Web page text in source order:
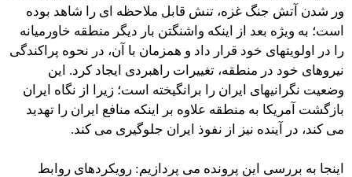
ور شدن آتش جنگ غزه، تنش قابل ملاحظه ای را شاهد بوده
است؛ به ویژه بعد از اینکه واشنگتن بار دیگر منطقه خاورمیانه
را در اولویتهای خود قرار داد و همزمان با آن، در نحوه پراکندگی
نیروهای خود در منطقه، تغییرات راهبردی ایجاد کرد. این
وضعیت نگرانیهای ایران را برانگیخته است؛ زیرا از نگاه ایران
بازگشت آمریکا به منطقه علاوه بر اینکه منافع ایران را تهدید
می کند، در آینده نیز از نفوذ ایران جلوگیری می کند.
اینجا به بررسی این پرونده می پردازیم: رویکردهای روابط